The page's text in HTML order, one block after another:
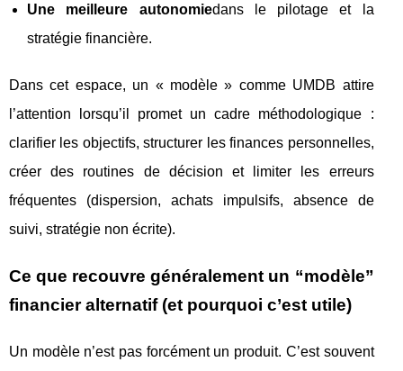
Une meilleure autonomiedans le pilotage et la
stratégie financière.
Dans cet espace, un « modèle » comme UMDB attire
l’attention lorsqu’il promet un cadre méthodologique :
clarifier les objectifs, structurer les finances personnelles,
créer des routines de décision et limiter les erreurs
fréquentes (dispersion, achats impulsifs, absence de
suivi, stratégie non écrite).
Ce que recouvre généralement un “modèle”
financier alternatif (et pourquoi c’est utile)
Un modèle n’est pas forcément un produit. C’est souvent